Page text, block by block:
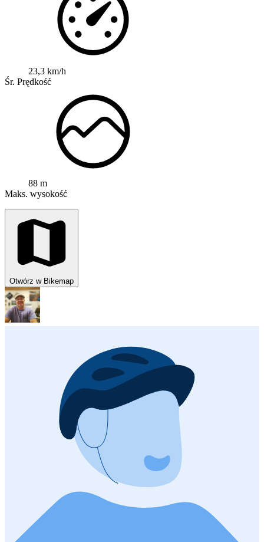
23,3 km/h
Śr. Prędkość
88 m
Maks. wysokość
Otwórz w Bikemap